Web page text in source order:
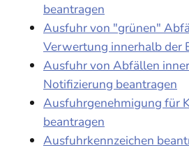
beantragen
Ausfuhr von "grünen"
Verwertung innerhalb der
Ausfuhr von Abfällen
Notifizierung beantragen
Ausfuhrgenehmigung für
beantragen
Ausfuhrkennzeichen